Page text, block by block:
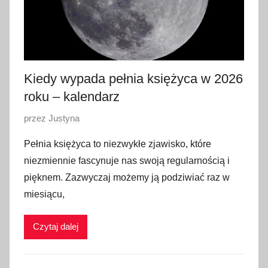
Kiedy wypada pełnia księżyca w 2026
roku – kalendarz
O
u
b
l
i
w
przez Justyna
Pełnia księżyca to niezwykłe zjawisko, które
niezmiennie fascynuje nas swoją regularnością i
pięknem. Zazwyczaj możemy ją podziwiać raz w
miesiącu,
Czytaj dalej